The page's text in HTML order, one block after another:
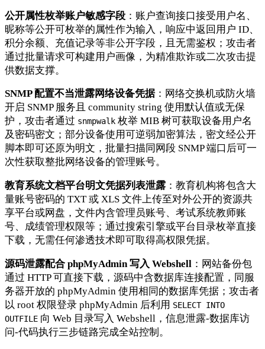
公开属性枚举账户敏感字段 ：账户查询接口接受用户名、
昵称等公开可枚举的属性作为输入，响应中返回用户 ID、
积分余额、充值记录等非公开字段，且无需鉴权；攻击者
通过批量请求可构建用户画像，为精准欺诈或二次攻击提
供数据支撑。
SNMP 配置不当泄露网络设备凭据：网络交换机或防火墙
开启 SNMP 服务且 community string 使用默认值或无保
护，攻击者通过 snmpwalk 枚举 MIB 树可获取设备用户名
及密码密文；部分设备使用可逆弱加密算法，密文经公开
脚本即可还原为明文，批量扫描同网段 SNMP 端口后可一
次性获取整批网络设备的管理账号。
教育系统文档平台明文凭据列表泄露 ：教育机构将包含大
量账号密码的 TXT 或 XLS 文件上传至对外公开的资源共
享平台或网盘，文件内含管理员账号、考试系统教师账
号、成绩管理权限等；通过搜索引擎或平台目录枚举直接
下载，无需任何渗透技术即可取得高权限凭据。
源码泄露配合 phpMyAdmin 写入 Webshell ：网站备份包
通过 HTTP 可直接下载，源码中含数据库连接配置，同服
务器开放的 phpMyAdmin 使用相同的数据库凭据；攻击者
以 root 权限登录 phpMyAdmin 后利用 SELECT INTO
OUTFILE 向 Web 目录写入 Webshell，信息泄露-数据库访
问-代码执行三步链路完成全站控制。